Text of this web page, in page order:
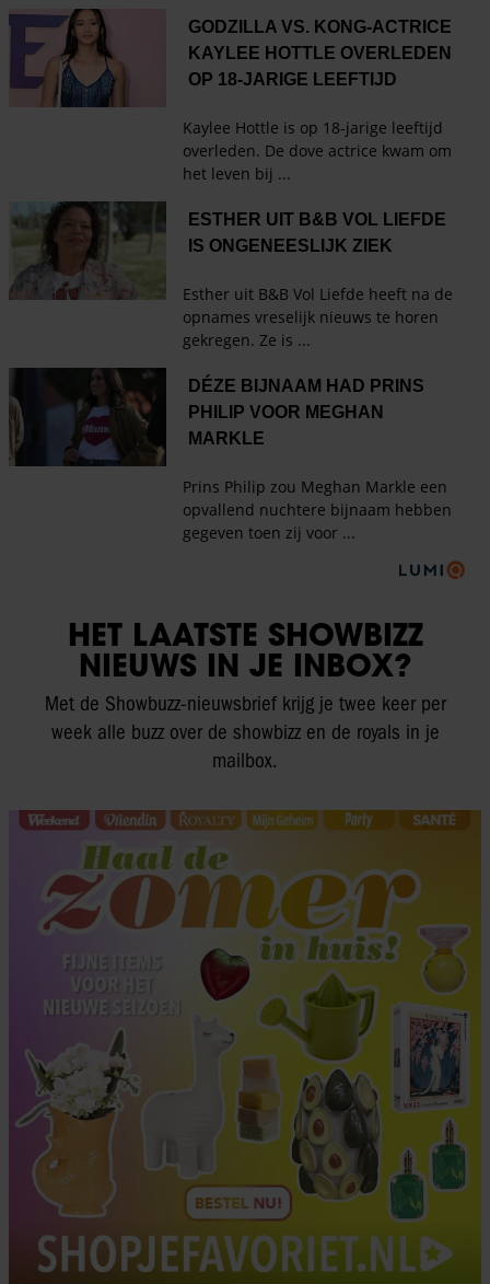
HET LAATSTE SHOWBIZZ
NIEUWS IN JE INBOX?
Met de Showbuzz-nieuwsbrief krijg je twee keer per
week alle buzz over de showbizz en de royals in je
mailbox.